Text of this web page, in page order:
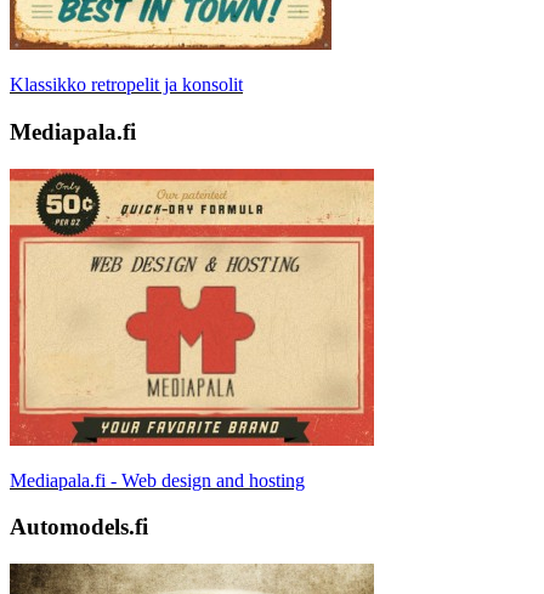
Klassikko retropelit ja konsolit
Mediapala.fi
Mediapala.fi - Web design and hosting
Automodels.fi